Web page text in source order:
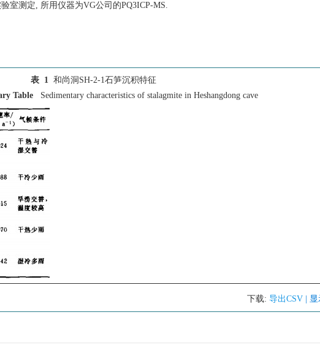
室测定, 所用仪器为VG公司的PQ3ICP-MS.
表 1 和尚洞SH-2-1石笋沉积特征
Table
Sedimentary characteristics of stalagmite in Heshangdong cave
下载: 导出CSV |